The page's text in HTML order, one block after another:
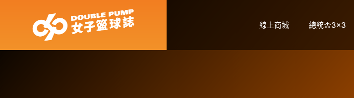
線上商城 總統盃3×3